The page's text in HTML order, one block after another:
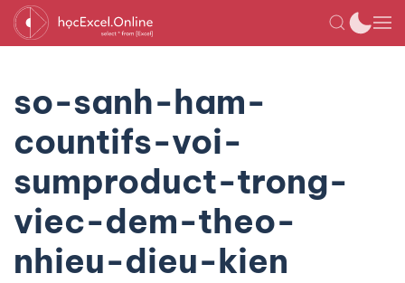
so-sanh-ham-
countifs-voi-
sumproduct-trong-
viec-dem-theo-
nhieu-dieu-kien